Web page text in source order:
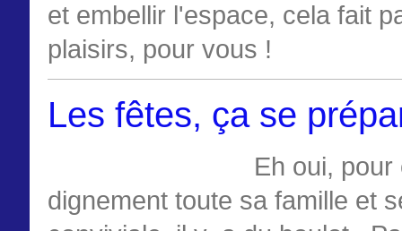
et embellir l'espace, cela fait
plaisirs, pour vous !
Les fêtes, ça se
Eh oui,
dignement toute sa famille et